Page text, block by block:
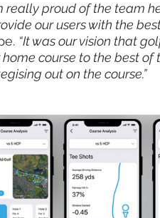
really proud of the team
our users with the
“It was our vision that
home course to the best
out on the course.”